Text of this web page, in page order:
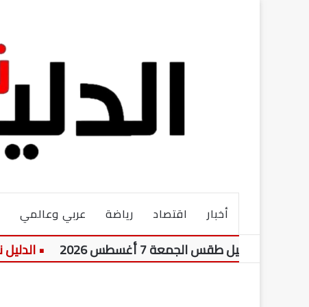
أخبار اقتصاد رياضة عربي وعالمي
طقس الجمعة 7 أغسطس 2026